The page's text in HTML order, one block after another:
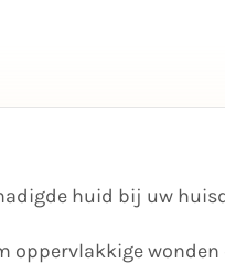
huid bij uw